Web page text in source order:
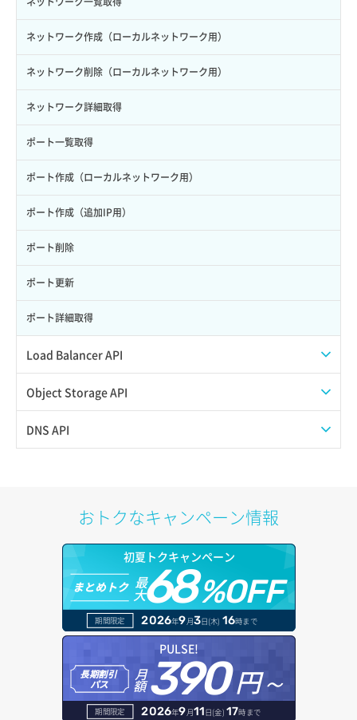
自動バックアップ有効化
自動バックアップ無効化
サーバーメタデータ取得
サーバーメタデータ更新（ネームタグ変更）
サーバー一覧取得
サーバー作成
サーバー再構築（OS再インストール）
サーバー利用状況グラフ（CPU）
サーバー利用状況グラフ（ディスクIO）
サーバー利用状況グラフ（トラフィック）
サーバー削除
サーバー操作（起動/停止/再起動/強制停止）
サーバー設定切替
ポートデタッチ
ボリュームアタッチ
ボリュームデタッチ
ネットワーク作成（ローカルネットワーク用）
ネットワーク削除（ローカルネットワーク用）
ネットワーク詳細取得
ポート一覧取得
ポート作成（ローカルネットワーク用）
ポート作成（追加IP用）
ポート削除
ポート更新
ポート詳細取得
Load Balancer API
プール一覧取得
プール作成
ヘルスモニタ一覧取得
ヘルスモニタ作成
ヘルスモニタ削除
ヘルスモニタ更新
ヘルスモニタ詳細取得
Object Storage API
Web公開
オブジェクトダウンロード
オブジェクトバージョン管理
オブジェクト一覧取得
オブジェクト削除
オブジェクト削除予約
DNS API
ドメイン情報登録
ドメイン詳細取得
レコード一覧取得
レコード作成
おトクなキャンペーン情報
初夏トクキャンペーン
まとめトク 最
大68%OFF
期間限定 2026年9月3日(木) 16時まで
PULSE!
長期割引
パス
月
額390円～
期間限定 2026年9月11日(金) 17時まで